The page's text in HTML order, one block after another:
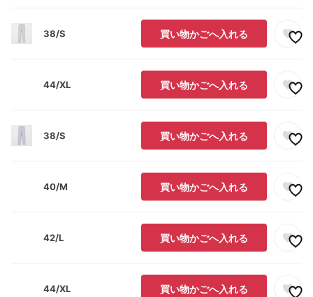
38/S 買い物かごへ入れる
44/XL 買い物かごへ入れる
38/S 買い物かごへ入れる
40/M 買い物かごへ入れる
42/L 買い物かごへ入れる
44/XL 買い物かごへ入れる